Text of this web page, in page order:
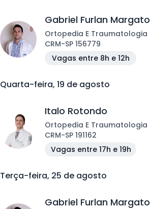
Gabriel Furlan Margato
Ortopedia E Traumatologia
CRM-SP 156779
Vagas entre 8h e 12h
Quarta-feira, 19 de agosto
Italo Rotondo
Ortopedia E Traumatologia
CRM-SP 191162
Vagas entre 17h e 19h
Terça-feira, 25 de agosto
Gabriel Furlan Margato